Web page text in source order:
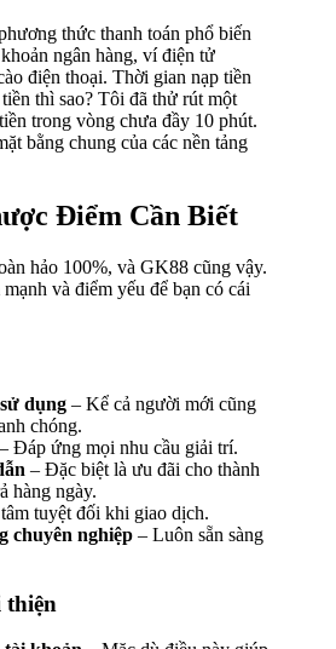
thức thanh toán phổ biến
ngân hàng, ví điện tử
điện thoại. Thời gian nạp tiền
thì sao? Tôi đã thử rút một
trong vòng chưa đầy 10 phút.
bằng chung của các nền tảng
Điểm Cần Biết
hảo 100%, và GK88 cũng vậy.
và điểm yếu để bạn có cái
dụng – Kể cả người mới cũng
chóng.
– Đáp ứng mọi nhu cầu giải trí.
– Đặc biệt là ưu đãi cho thành
hàng ngày.
tuyệt đối khi giao dịch.
chuyên nghiệp – Luôn sẵn sàng
thiện